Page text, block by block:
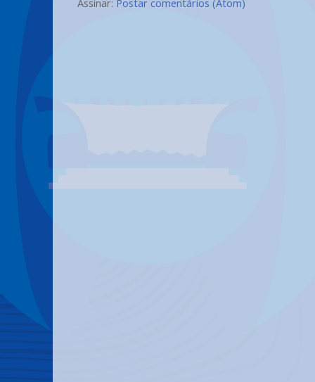
Assinar: Postar comentários (Atom)